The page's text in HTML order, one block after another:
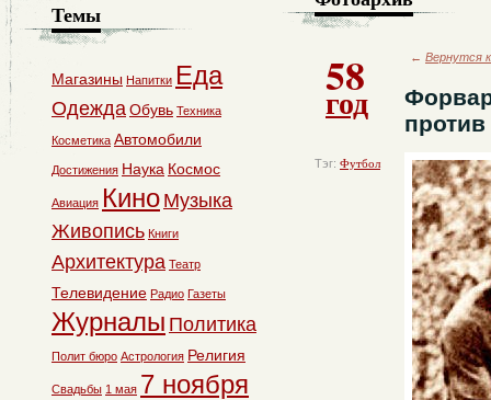
58
год
Тэг: Футбол
← Вернутся
Темы
Магазины Напитки Еда
ОдеждаОбувь Техника
Косметика Автомобили
Достижения Наука Космос
Авиация Кино Музыка
Живопись Книги
Архитектура Театр
Телевидение Радио Газеты
Журналы Политика
Полит бюро Астрология Религия
Свадьбы 1 мая 7 ноября